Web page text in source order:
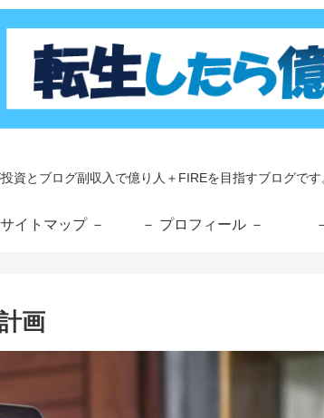
資とブログ副収入で億り人＋FIREを目指すブログで
イトマップ － － プロフィール －
画